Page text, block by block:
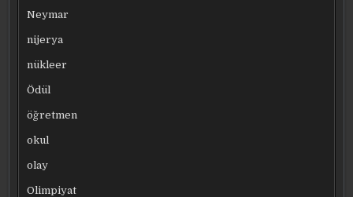
Neymar
nijerya
nükleer
Ödül
öğretmen
okul
olay
Olimpiyat